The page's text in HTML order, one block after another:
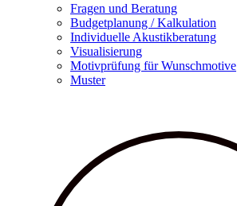
Fragen und Beratung
Budgetplanung / Kalkulation
Individuelle Akustikberatung
Visualisierung
Motivprüfung für Wunschmotive
Muster